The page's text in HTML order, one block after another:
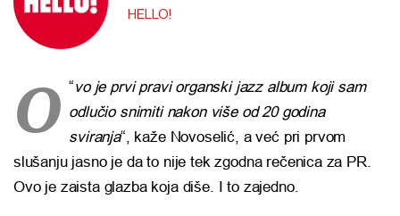
HELLO!
“
O
vo je prvi pravi organski jazz album koji sam
odlučio snimiti nakon više od 20 godina
sviranja“, kaže Novoselić, a već pri prvom
slušanju jasno je da to nije tek zgodna rečenica za PR.
Ovo je zaista glazba koja diše. I to zajedno.